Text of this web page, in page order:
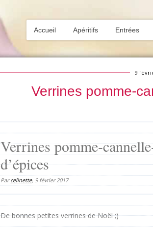
Accueil Apéritifs Entrées
9
Verrines pomme-
Verrines pomme-
d’épices
Parcelinette, 9 février 2017
De bonnes petites verrines de Noël ;)